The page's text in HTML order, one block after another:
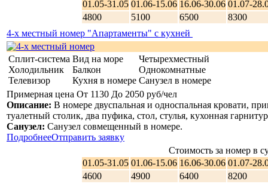
01.05-31.05 01.06-15.06 16.06-30.06 01.07-
4800
5100 6500
8300
4-х местный номер "Апартаменты" с кухней
Сплит-система
Холодильник
Телевизор
Вид на море
Балкон
Кухня в номере
Четырехместный
Однокомнатные
Санузел в номере
Примерная цена От 1130 До 2050 руб/чел
Описание: В номере двуспальная и односпальная кровати,
туалетный столик, два пуфика, стол, стулья, кухонная
Санузел: Санузел совмещенный в номере.
ПодробнееОтправить заявку
Стоимость за номер в
01.05-31.05 01.06-15.06 16.06-30.06 01.07-
4600
4900 6400 8200